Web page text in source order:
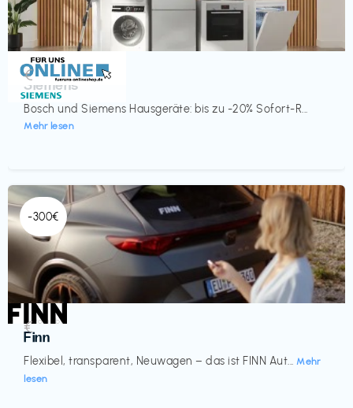
Küche & Haushalt
Siemens
Bosch und Siemens Hausgeräte: bis zu -20% Sofort-R...
Mehr lesen
€‎
-300€
Automobil
Finn
Flexibel, transparent, Neuwagen – das ist FINN Aut... Mehr
lesen
€‎